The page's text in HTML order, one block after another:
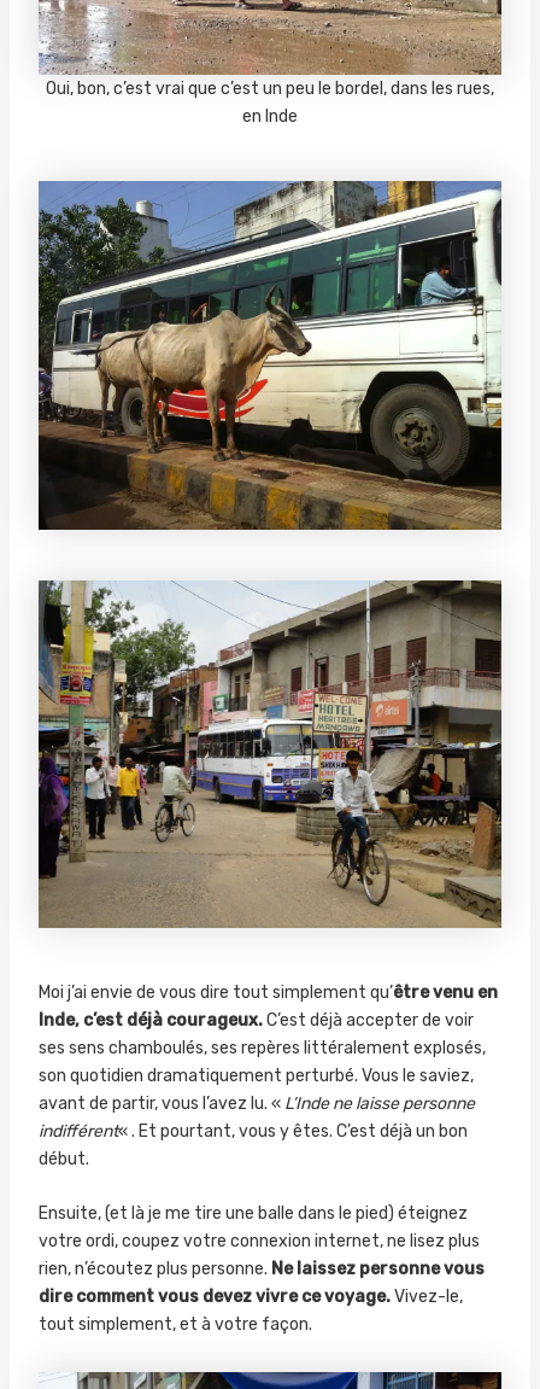
Oui, bon, c’est vrai que c’est un peu le bordel, dans les rues,
en Inde
Moi j’ai envie de vous dire tout simplement qu’être venu en
Inde, c’est déjà courageux.C’est déjà accepter de voir
ses sens chamboulés, ses repères littéralement explosés,
son quotidien dramatiquement perturbé. Vous le saviez,
avant de partir, vous l’avez lu. « L’Inde ne laisse personne
indifférent« . Et pourtant, vous y êtes. C’est déjà un bon
début.
Ensuite, (et là je me tire une balle dans le pied) éteignez
votre ordi, coupez votre connexion internet, ne lisez plus
rien, n’écoutez plus personne. Ne laissez personne vous
dire comment vous devez vivre ce voyage.Vivez-le,
tout simplement, et à votre façon.